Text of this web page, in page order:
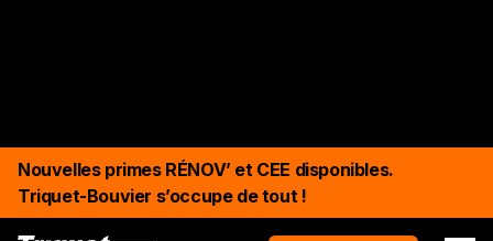
Nouvelles primes RÉNOV’ et CEE disponibles.
Triquet-Bouvier s’occupe de tout !